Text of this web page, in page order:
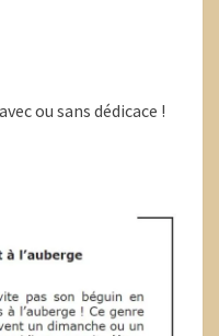
ou sans dédicace !